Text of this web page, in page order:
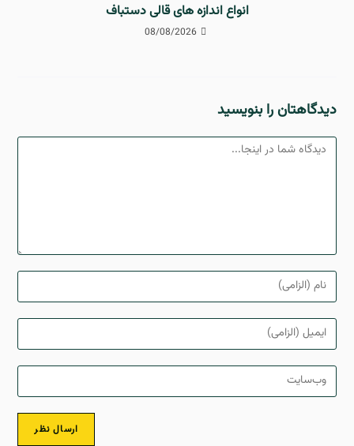
انواع اندازه های قالی دستباف
08/08/2026
دیدگاهتان را بنویسید